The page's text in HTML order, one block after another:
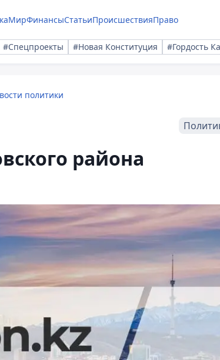
МирФинансыСтатьиПроисшествияПраво
#Спецпроекты #Новая Конституция #Гордость
политики
района